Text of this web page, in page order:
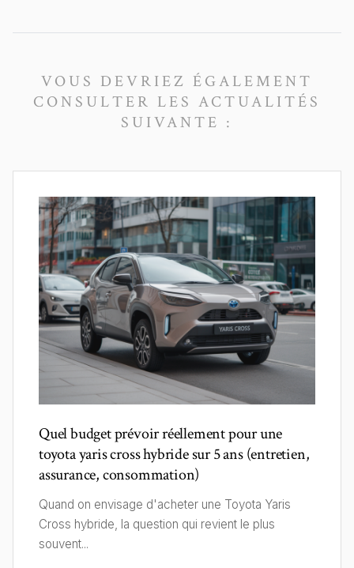
VOUS DEVRIEZ ÉGALEMENT
CONSULTER LES ACTUALITÉS
SUIVANTE :
Quel budget prévoir réellement pour une
toyota yaris cross hybride sur 5 ans (entretien,
assurance, consommation)
Quand on envisage d'acheter une Toyota Yaris
Cross hybride, la question qui revient le plus
souvent...